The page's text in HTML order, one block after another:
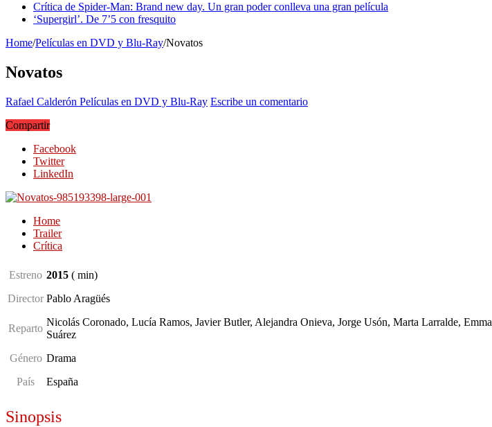
Crítica de Spider-Man: Brand new day. Un gran poder conlleva una gran película
‘Supergirl’. De 7’5 con fresquito
Home/Películas en DVD y Blu-Ray/Novatos
Novatos
Rafael Calderón Películas en DVD y Blu-Ray Escribe un comentario
Compartir
Facebook
Twitter
LinkedIn
Home
Trailer
Crítica
Estreno 2015 ( min)
Director Pablo Aragüés
Reparto
Nicolás Coronado, Lucía Ramos, Javier Butler, Alejandra Onieva, Jorge Usón, Marta Larralde, Emma
Suárez
Género Drama
País
España
Sinopsis